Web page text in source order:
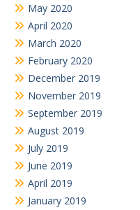
May 2020
April 2020
March 2020
February 2020
December 2019
November 2019
September 2019
August 2019
July 2019
June 2019
April 2019
January 2019